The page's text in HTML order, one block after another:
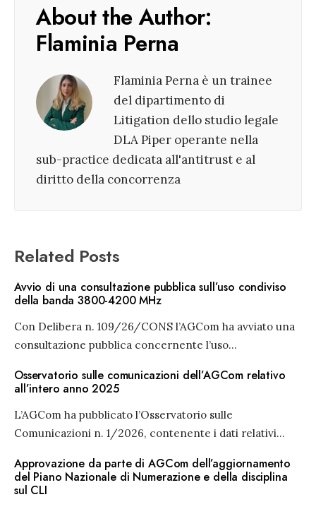
About the Author:
Flaminia Perna
Flaminia Perna è un trainee
del dipartimento di
Litigation dello studio legale
DLA Piper operante nella
sub-practice dedicata all'antitrust e al
diritto della concorrenza
Related Posts
Avvio di una consultazione pubblica sull’uso condiviso
della banda 3800-4200 MHz
Con Delibera n. 109/26/CONS l’AGCom ha avviato una
consultazione pubblica concernente l’uso...
Osservatorio sulle comunicazioni dell’AGCom relativo
all’intero anno 2025
L’AGCom ha pubblicato l’Osservatorio sulle
Comunicazioni n. 1/2026, contenente i dati relativi...
Approvazione da parte di AGCom dell’aggiornamento
del Piano Nazionale di Numerazione e della disciplina
sul CLI